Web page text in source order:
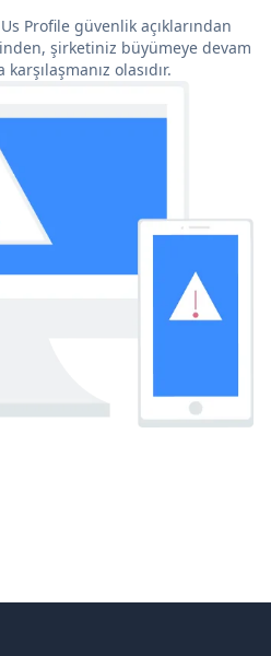
Profile güvenlik açıklarından
şirketiniz büyümeye devam
olasıdır.